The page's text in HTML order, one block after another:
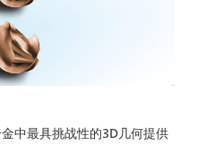
中最具挑战性的3D几何提供